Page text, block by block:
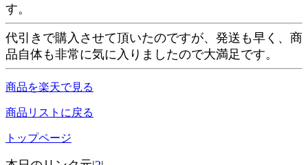
す。
代引きで購入させて頂いたのですが、発送も早く、商
品自体も非常に気に入りましたので大満足です。
商品を楽天で見る
商品リストに戻る
トップページ